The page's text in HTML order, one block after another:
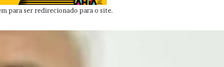
para ser redirecionado para o site.